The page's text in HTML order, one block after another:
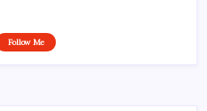
Follow Me